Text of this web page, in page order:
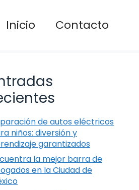
Inicio Contacto
de autos eléctricos
niños: diversión y
garantizados
la mejor barra de
en la Ciudad de